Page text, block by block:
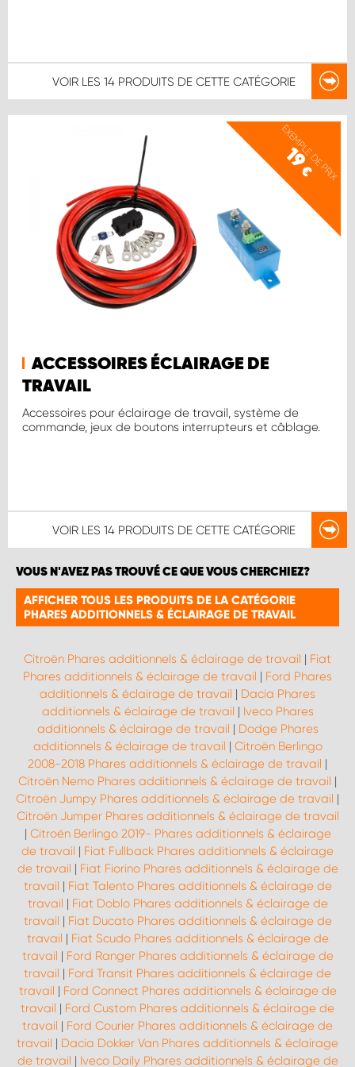
VOIR LES 14 PRODUITS DE CETTE CATÉGORIE
EXEMPLE DE PRIX
19
€
ACCESSOIRES ÉCLAIRAGE DE
TRAVAIL
Accessoires pour éclairage de travail, système de
commande, jeux de boutons interrupteurs et câblage.
VOIR LES 14 PRODUITS DE CETTE CATÉGORIE
VOUS N'AVEZ PAS TROUVÉ CE QUE VOUS CHERCHIEZ?
AFFICHER TOUS LES PRODUITS DE LA CATÉGORIE
PHARES ADDITIONNELS & ÉCLAIRAGE DE TRAVAIL
Citroën Phares additionnels & éclairage de travail | Fiat
Phares additionnels & éclairage de travail | Ford Phares
additionnels & éclairage de travail | Dacia Phares
additionnels & éclairage de travail | Iveco Phares
additionnels & éclairage de travail | Dodge Phares
additionnels & éclairage de travail | Citroën Berlingo
2008-2018 Phares additionnels & éclairage de travail |
Citroën Nemo Phares additionnels & éclairage de travail |
Citroën Jumpy Phares additionnels & éclairage de travail |
Citroën Jumper Phares additionnels & éclairage de travail
| Citroën Berlingo 2019- Phares additionnels & éclairage
de travail | Fiat Fullback Phares additionnels & éclairage
de travail | Fiat Fiorino Phares additionnels & éclairage de
travail | Fiat Talento Phares additionnels & éclairage de
travail | Fiat Doblo Phares additionnels & éclairage de
travail | Fiat Ducato Phares additionnels & éclairage de
travail | Fiat Scudo Phares additionnels & éclairage de
travail | Ford Ranger Phares additionnels & éclairage de
travail | Ford Transit Phares additionnels & éclairage de
travail | Ford Connect Phares additionnels & éclairage de
travail | Ford Custom Phares additionnels & éclairage de
travail | Ford Courier Phares additionnels & éclairage de
travail | Dacia Dokker Van Phares additionnels & éclairage
de travail | Iveco Daily Phares additionnels & éclairage de